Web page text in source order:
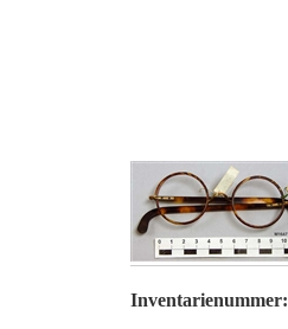
Inventarienummer: